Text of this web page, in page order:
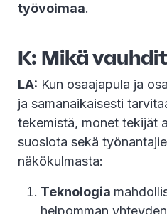
työvoimaa.
K: Mikä
LA: Kun osaajapula ja
ja samanaikaisesti
tekemistä, monet tekijät
suosiota sekä
näkökulmasta:
Teknologia
helpomman